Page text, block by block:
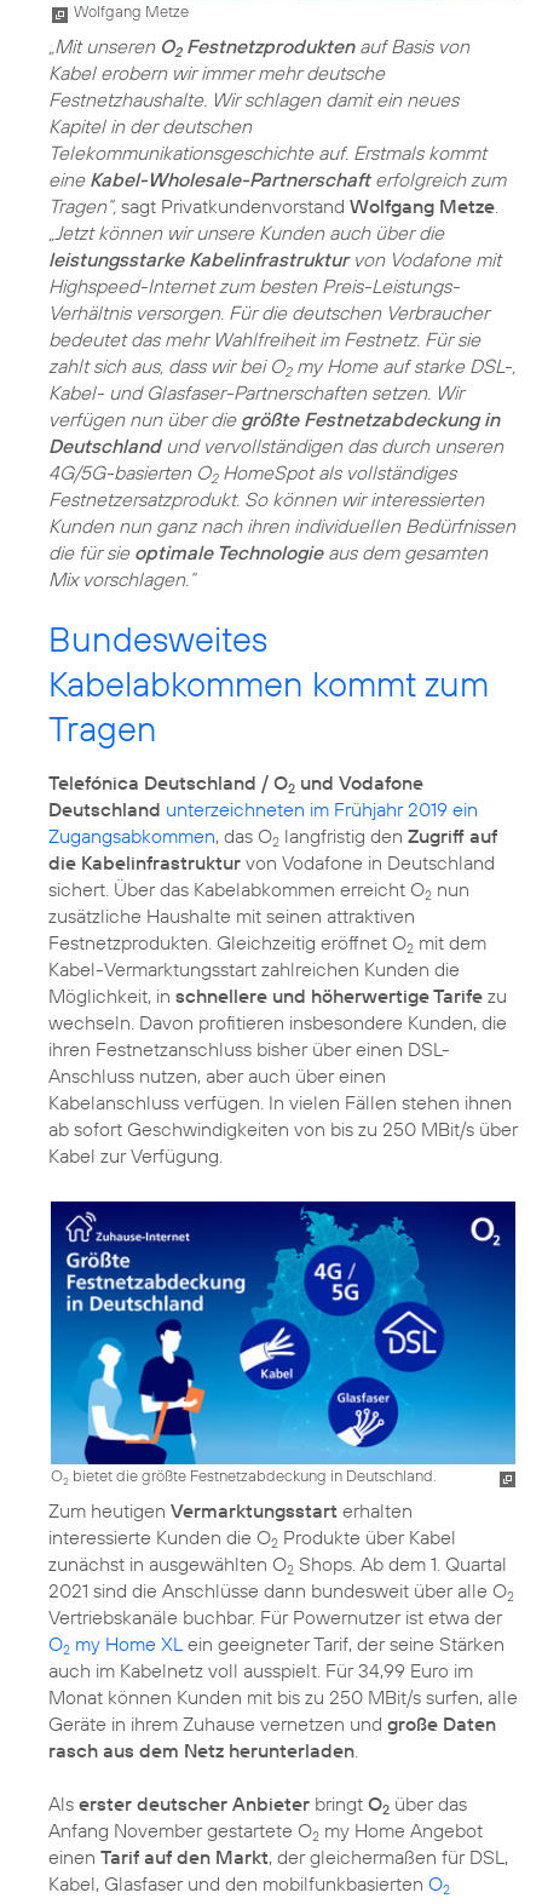
Wolfgang Metze
„Mit unseren O2Festnetzproduktenauf Basis von
Kabel erobern wir immer mehr deutsche
Festnetzhaushalte. Wir schlagen damit ein neues
Kapitel in der deutschen
Telekommunikationsgeschichte auf. Erstmals kommt
eine Kabel-Wholesale-Partnerschafterfolgreich zum
Tragen“, sagt Privatkundenvorstand Wolfgang Metze.
„Jetzt können wir unsere Kunden auch über die
leistungsstarke Kabelinfrastrukturvon Vodafone mit
Highspeed-Internet zum besten Preis-Leistungs-
Verhältnis versorgen. Für die deutschen Verbraucher
bedeutet das mehr Wahlfreiheit im Festnetz. Für sie
zahlt sich aus, dass wir bei O2my Home auf starke DSL-,
Kabel- und Glasfaser-Partnerschaften setzen. Wir
verfügen nun über die größte Festnetzabdeckung in
Deutschlandund vervollständigen das durch unseren
4G/5G-basierten O2HomeSpot als vollständiges
Festnetzersatzprodukt. So können wir interessierten
Kunden nun ganz nach ihren individuellen Bedürfnissen
die für sie optimale Technologieaus dem gesamten
Mix vorschlagen.“
Bundesweites
Kabelabkommen kommt zum
Tragen
Telefónica Deutschland / O2 und Vodafone
Deutschland unterzeichneten im Frühjahr 2019 ein
Zugangsabkommen, das O2 langfristig den Zugriff auf
die Kabelinfrastruktur von Vodafone in Deutschland
sichert. Über das Kabelabkommen erreicht O2 nun
zusätzliche Haushalte mit seinen attraktiven
Festnetzprodukten. Gleichzeitig eröffnet O2 mit dem
Kabel-Vermarktungsstart zahlreichen Kunden die
Möglichkeit, in schnellere und höherwertige Tarife zu
wechseln. Davon profitieren insbesondere Kunden, die
ihren Festnetzanschluss bisher über einen DSL-
Anschluss nutzen, aber auch über einen
Kabelanschluss verfügen. In vielen Fällen stehen ihnen
ab sofort Geschwindigkeiten von bis zu 250 MBit/s über
Kabel zur Verfügung.
O2 bietet die größte Festnetzabdeckung in Deutschland.
Zum heutigen Vermarktungsstart erhalten
interessierte Kunden die O2 Produkte über Kabel
zunächst in ausgewählten O2 Shops. Ab dem 1. Quartal
2021 sind die Anschlüsse dann bundesweit über alle O2
Vertriebskanäle buchbar. Für Powernutzer ist etwa der
O2 my Home XL ein geeigneter Tarif, der seine Stärken
auch im Kabelnetz voll ausspielt. Für 34,99 Euro im
Monat können Kunden mit bis zu 250 MBit/s surfen, alle
Geräte in ihrem Zuhause vernetzen und große Daten
rasch aus dem Netz herunterladen
Als erster deutscher Anbieter bringt O2 über das
Anfang November gestartete O2 my Home Angebot
einen Tarif auf den Markt, der gleichermaßen für DSL,
Kabel, Glasfaser und den mobilfunkbasierten O2